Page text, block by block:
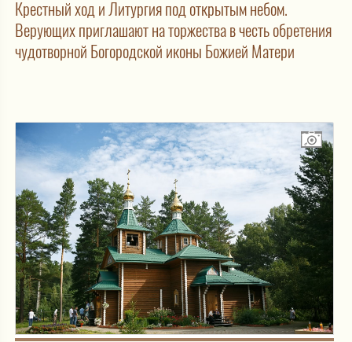
Крестный ход и Литургия под открытым небом.
Верующих приглашают на торжества в честь обретения
чудотворной Богородской иконы Божией Матери